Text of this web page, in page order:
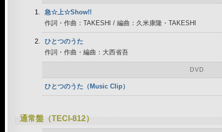
急☆上☆Show!!
作詞・作曲：TAKESHI / 編曲：久米康隆・TAKESHI
ひとつのうた
作詞・作曲・編曲：大西省吾
DVD
ひとつのうた（Music Clip）
通常盤（TECI-812）